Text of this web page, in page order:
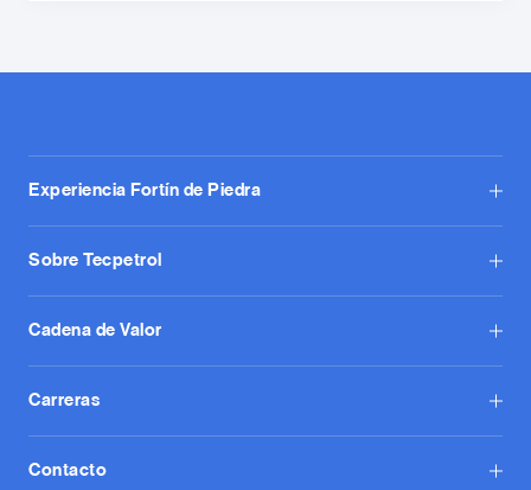
Experiencia Fortín de Piedra
Sobre Tecpetrol
Cadena de Valor
Carreras
Contacto